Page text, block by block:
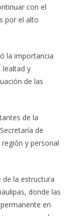
con el
por el alto
la importancia
lealtad y
de las
de la
de
y personal
la estructura
donde las
en